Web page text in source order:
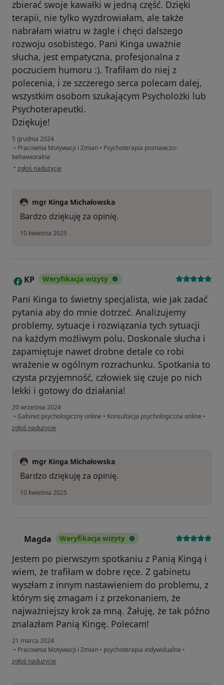
zbierać swoje kawałki w jedną część. Dzięki
terapii, nie tylko wyzdrowiałam, ale także
nabrałam wiatru w żagle i chęci dalszego
rozwoju osobistego. Pani Kinga uważnie
słucha, jest empatyczna, profesjonalna z
poczuciem humoru :). Trafiłam do niej z
polecenia, i ze szczerego serca polecam dalej,
wszystkim osobom szukającym Psycholożki lub
Psychoterapeutki.
Dziękuje!
5 grudnia 2024
• Pracownia Motywacji i Zmian • Psychoterapia poznawczo-
behawioralna
• w opinii użytkownika Weronika
zgłoś nadużycie
mgr Kinga Michałowska
Bardzo dziękuję za opinię.
10 kwietnia 2025
K KP Weryfikacja wizyty
Pani Kinga to świetny specjalista, wie jak zadać
pytania aby do mnie dotrzeć. Analizujemy
problemy, sytuacje i rozwiązania tych sytuacji
na każdym możliwym polu. Doskonale słucha i
zapamiętuje nawet drobne detale co robi
wrażenie w ogólnym rozrachunku. Spotkania to
czysta przyjemność, człowiek się czuje po nich
lekki i gotowy do działania!
20 września 2024
• Gabinet psychologiczny online • Konsultacja psychologiczna online •
w opinii użytkownika KP
zgłoś nadużycie
mgr Kinga Michałowska
Bardzo dziękuję za opinię.
10 kwietnia 2025
Magda Weryfikacja wizyty
Jestem po pierwszym spotkaniu z Panią Kingą i
wiem, że trafiłam w dobre ręce. Z gabinetu
wyszłam z innym nastawieniem do problemu, z
którym się zmagam i z przekonaniem, że
najważniejszy krok za mną. Żałuję, że tak późno
znalazłam Panią Kingę. Polecam!
21 marca 2024
• Pracownia Motywacji i Zmian • psychoterapia indywidualna •
w opinii użytkownika Magda
zgłoś nadużycie